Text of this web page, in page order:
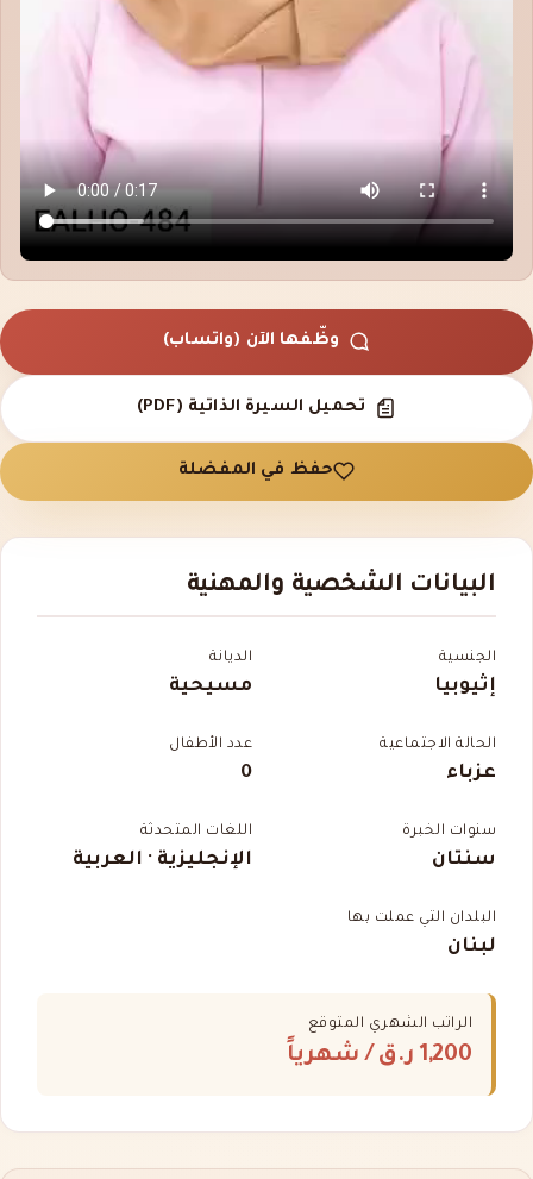
وظّفها الآن (واتساب)
تحميل السيرة الذاتية (PDF)
حفظ في المفضلة
البيانات الشخصية والمهنية
الجنسية
إثيوبيا
الديانة
مسيحية
الحالة الاجتماعية
عزباء
عدد الأطفال
0
سنوات الخبرة
سنتان
اللغات المتحدثة
الإنجليزية · العربية
البلدان التي عملت بها
لبنان
الراتب الشهري المتوقع
1,200 ر.ق / شهرياً